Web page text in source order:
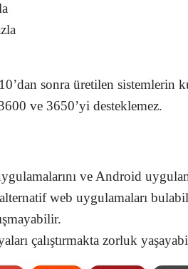
sonra üretilen sistemlerin
ve 3650’yi desteklemez.
ve Android
web uygulamaları
çalıştırmakta zorluk